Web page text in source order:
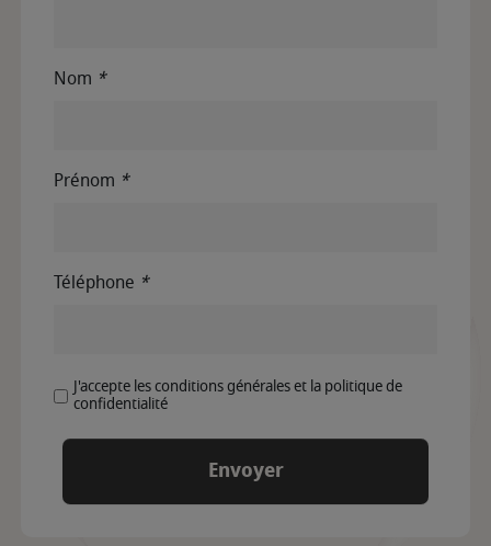
Nom *
Prénom *
Téléphone *
J'accepte les conditions générales et la politique de
confidentialité